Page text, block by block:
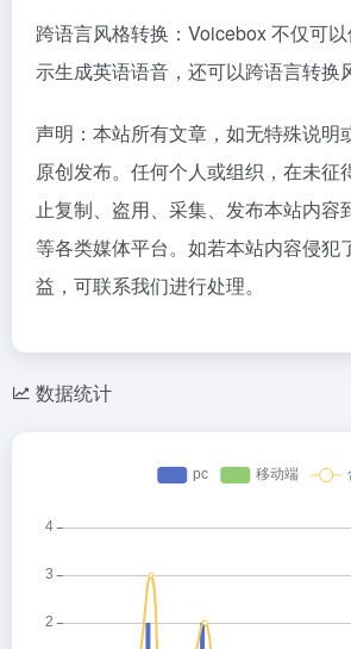
跨语言风格转换：Voicebox 不仅可
示生成英语语音，还可以跨语言转换
声明：本站所有文章，如无特殊说明
原创发布。任何个人或组织，在未征
止复制、盗用、采集、发布本站内容
等各类媒体平台。如若本站内容侵犯
益，可联系我们进行处理。
数据统计